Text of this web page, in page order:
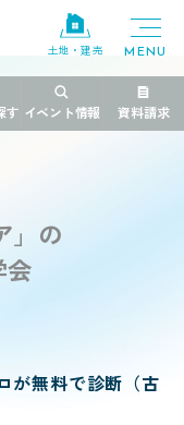
土地・建売
>茨城県西エリア
」の
会
が無料で診断（古